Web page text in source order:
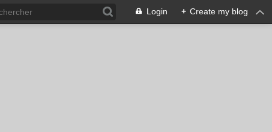
Login + Create my blog